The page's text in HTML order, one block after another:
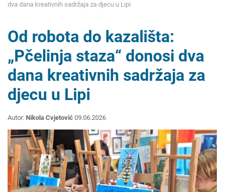
dva dana kreativnih sadržaja za djecu u Lipi
Od robota do kazališta:
„Pčelinja staza“ donosi dva
dana kreativnih sadržaja za
djecu u Lipi
Autor: Nikola Cvjetović 09.06.2026